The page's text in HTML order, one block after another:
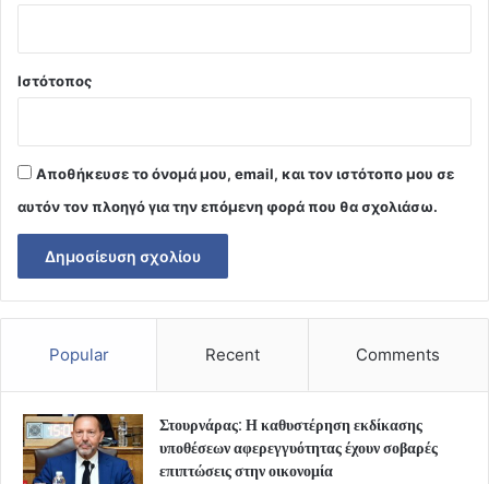
Ιστότοπος
Αποθήκευσε το όνομά μου, email, και τον ιστότοπο μου σε
αυτόν τον πλοηγό για την επόμενη φορά που θα σχολιάσω.
Popular Recent Comments
Στουρνάρας: Η καθυστέρηση εκδίκασης
υποθέσεων αφερεγγυότητας έχουν σοβαρές
επιπτώσεις στην οικονομία